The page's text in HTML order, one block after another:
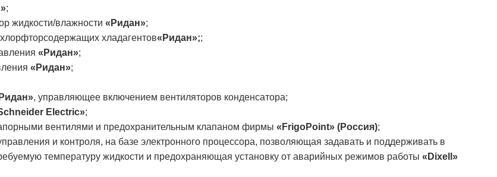
;
жидкости/влажности «Ридан»;
хладагентов«Ридан»;;
«Ридан»;
«Ридан»;
, управляющее включением вентиляторов конденсатора;
Electric»;
вентилями и предохранительным клапаном фирмы «FrigoPoint» (Россия);
и контроля, на базе электронного процессора, позволяющая задавать и поддерживать в
температуру жидкости и предохраняющая установку от аварийных режимов работы «Dixell»